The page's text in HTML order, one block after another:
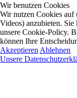
Wir benutzen Cookies
Wir nutzen Cookies auf
Videos) anzubieten.
unsere Cookie-Policy.
können Ihre
Akzeptieren Ablehnen
Unsere